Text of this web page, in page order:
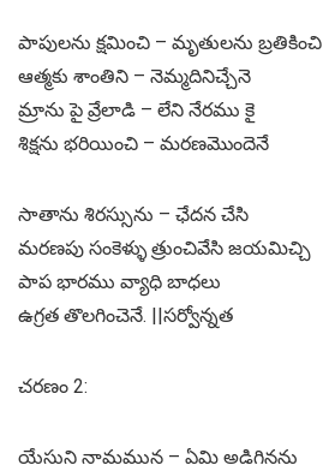
పాపులను క్షమించి – మృతులను బ్రతికించి
ఆత్మకు శాంతిని – నెమ్మదినిచ్చేనె
మ్రాను పై వ్రేలాడి – లేని నేరము కై
శిక్షను భరియించి – మరణమొందెనే
సాతాను శిరస్సును – ఛేదన చేసి
మరణపు సంకెళ్ళు త్రుంచివేసి జయమిచ్చి
పాప భారము వ్యాధి బాధలు
ఉగ్రత తొలగించెనే. ||సర్వోన్నత
చరణం 2:
యేసుని నామమున – ఏమి అడిగినను